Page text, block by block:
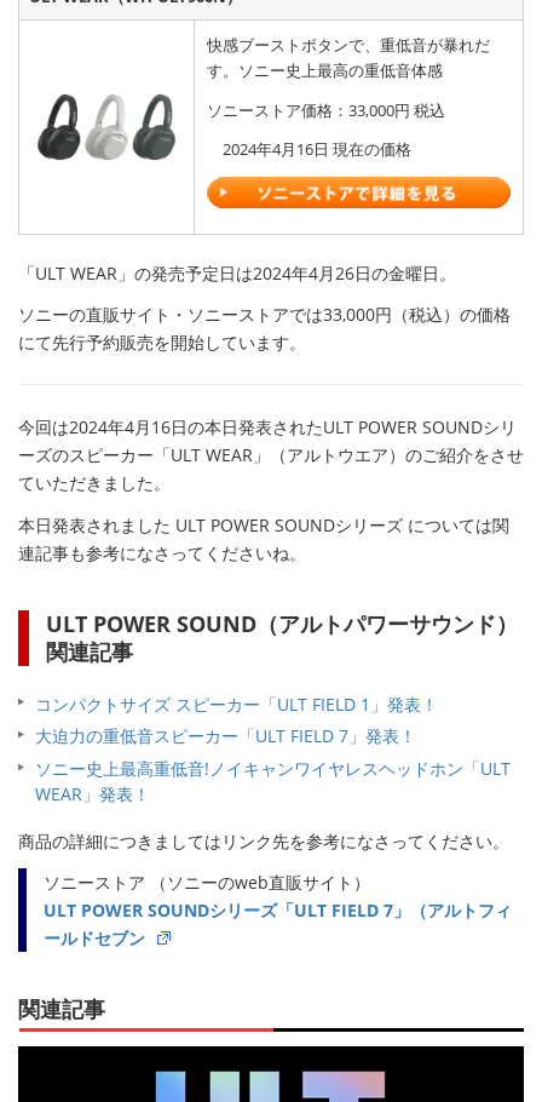
快感ブーストボタンで、重低音が暴れだ
す。ソニー史上最高の重低音体感
ソニーストア価格：33,000円 税込
2024年4月16日 現在の価格
「ULT WEAR」の発売予定日は2024年4月26日の金曜日。
ソニーの直販サイト・ソニーストアでは33,000円（税込）の価格
にて先行予約販売を開始しています。
今回は2024年4月16日の本日発表されたULT POWER SOUNDシリ
ーズのスピーカー「ULT WEAR」（アルトウエア）のご紹介をさせ
ていただきました。
本日発表されました ULT POWER SOUNDシリーズ については関
連記事も参考になさってくださいね。
ULT POWER SOUND（アルトパワーサウンド）
関連記事
コンパクトサイズ スピーカー「ULT FIELD 1」発表！
大迫力の重低音スピーカー「ULT FIELD 7」発表！
ソニー史上最高重低音!ノイキャンワイヤレスヘッドホン「ULT
WEAR」発表！
商品の詳細につきましてはリンク先を参考になさってください。
ソニーストア （ソニーのweb直販サイト）
ULT POWER SOUNDシリーズ「ULT FIELD 7」（アルトフィ
ールドセブン
関連記事